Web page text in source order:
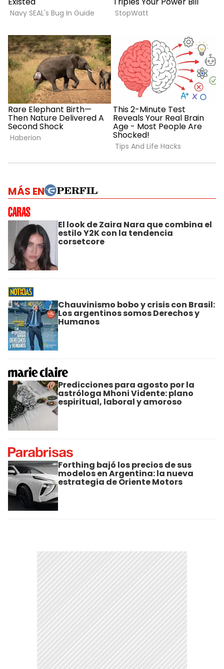
MÁS EN
El look de Zaira Nara que combina el
estilo Y2K con la tendencia
corsetcore
Chauvinismo bobo y crisis con Brasil:
Los argentinos somos Derechos y
Humanos
Predicciones para agosto por la
astróloga Mhoni Vidente: plano
espiritual, laboral y amoroso
Forthing bajó los precios de sus
modelos en Argentina: la nueva
estrategia de Oriente Motors